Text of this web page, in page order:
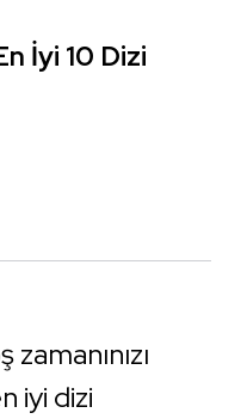
İyi 10 Dizi
iyi dizi